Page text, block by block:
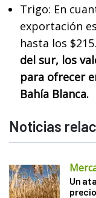
Trigo: En
exportación
hasta los
del sur, los
para ofrecer
Bahía Blanca.
Noticias
Un